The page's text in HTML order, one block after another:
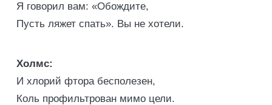
Я говорил вам: «Обождите,
Пусть ляжет спать». Вы не хотели.
Холмс:
И хлорий фтора бесполезен,
Коль профильтрован мимо цели.